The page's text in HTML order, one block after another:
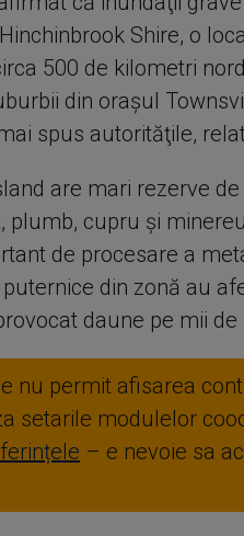
Shire, o
500 de kilometri
din oraşul
spus autorităţile,
are mari rezerve
plumb, cupru şi
de procesare a
din zonă au
daune pe mii de
nu permit afisarea
setarile modulelor
– e nevoie sa